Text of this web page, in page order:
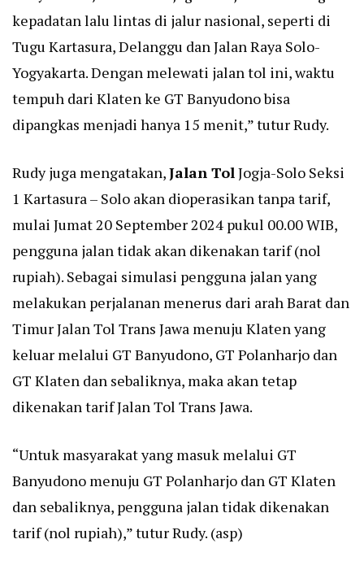
kepadatan lalu lintas di jalur nasional, seperti di
Tugu Kartasura, Delanggu dan Jalan Raya Solo-
Yogyakarta. Dengan melewati jalan tol ini, waktu
tempuh dari Klaten ke GT Banyudono bisa
dipangkas menjadi hanya 15 menit,” tutur Rudy.
Rudy juga mengatakan,Jalan TolJogja-Solo Seksi
1 Kartasura – Solo akan dioperasikan tanpa tarif,
mulai Jumat 20 September 2024 pukul 00.00 WIB,
pengguna jalan tidak akan dikenakan tarif (nol
rupiah). Sebagai simulasi pengguna jalan yang
melakukan perjalanan menerus dari arah Barat dan
Timur Jalan Tol Trans Jawa menuju Klaten yang
keluar melalui GT Banyudono, GT Polanharjo dan
GT Klaten dan sebaliknya, maka akan tetap
dikenakan tarif Jalan Tol Trans Jawa.
“Untuk masyarakat yang masuk melalui GT
Banyudono menuju GT Polanharjo dan GT Klaten
dan sebaliknya, pengguna jalan tidak dikenakan
tarif (nol rupiah),” tutur Rudy. (asp)